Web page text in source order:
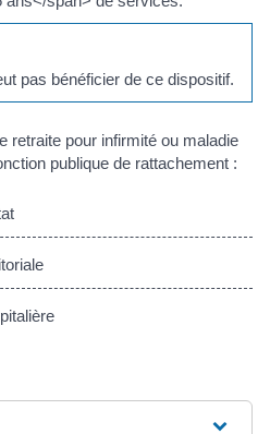
pas bénéficier de ce dispositif.
retraite pour infirmité ou maladie
publique de rattachement :